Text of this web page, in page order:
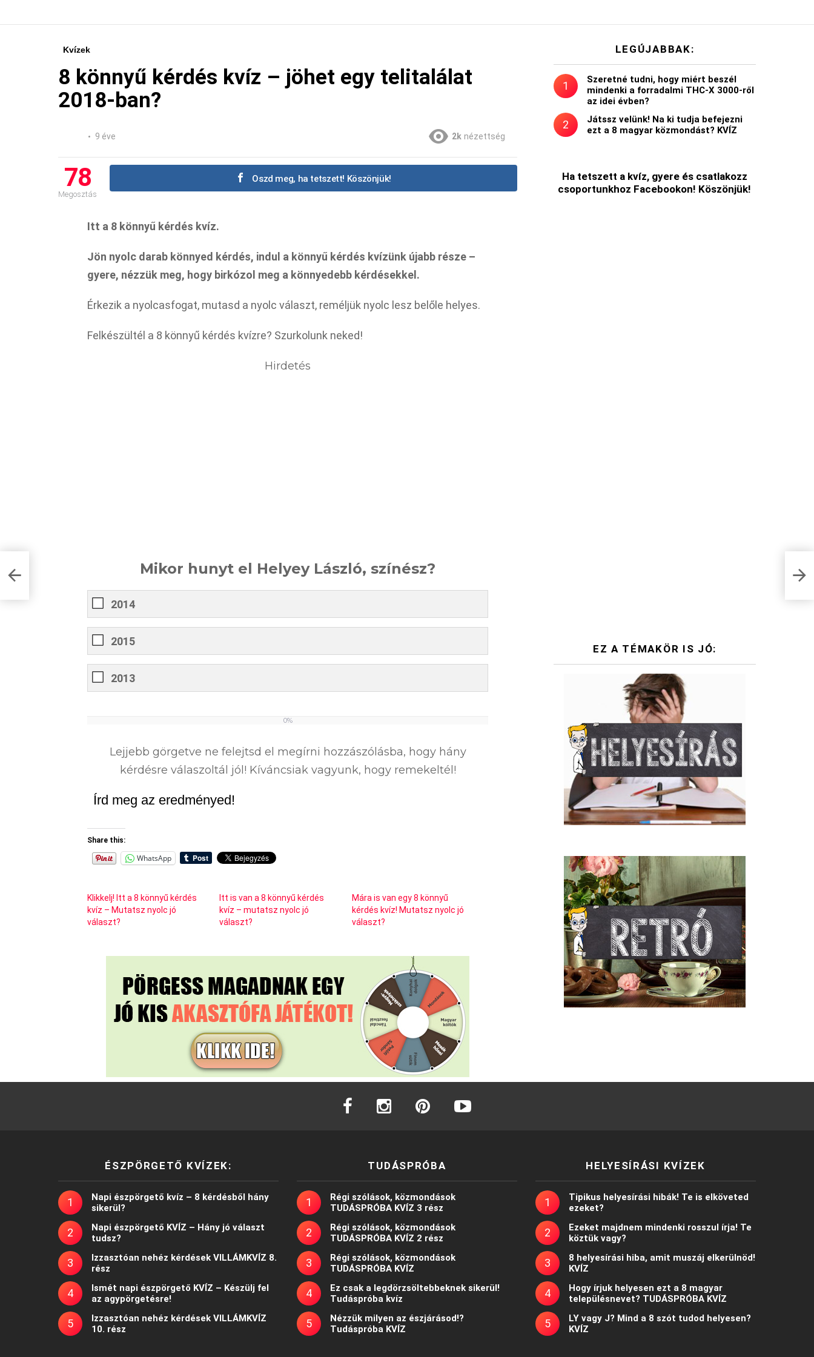
Kvízek
8 könnyű kérdés kvíz – jöhet egy telitalálat
2018-ban?
9 éve 2k nézettség
78
Megosztás
Oszd meg, ha tetszett! Köszönjük!
Itt a 8 könnyű kérdés kvíz.
Jön nyolc darab könnyed kérdés, indul a könnyű kérdés kvízünk újabb része –
gyere, nézzük meg, hogy birkózol meg a könnyedebb kérdésekkel.
Érkezik a nyolcasfogat, mutasd a nyolc választ, reméljük nyolc lesz belőle helyes.
Felkészültél a 8 könnyű kérdés kvízre? Szurkolunk neked!
Hirdetés
Mikor hunyt el Helyey László, színész?
2014
2015
2013
0%
Lejjebb görgetve ne felejtsd el megírni hozzászólásba, hogy hány
kérdésre válaszoltál jól! Kíváncsiak vagyunk, hogy remekeltél!
Írd meg az eredményed!
Share this:
WhatsApp
Klikkelj! Itt a 8 könnyű kérdés
kvíz – Mutatsz nyolc jó
választ?
Itt is van a 8 könnyű kérdés
kvíz – mutatsz nyolc jó
választ?
Mára is van egy 8 könnyű
kérdés kvíz! Mutatsz nyolc jó
választ?
LEGÚJABBAK:
Szeretné tudni, hogy miért beszél
mindenki a forradalmi THC-X 3000-ről
az idei évben?
Játssz velünk! Na ki tudja befejezni
ezt a 8 magyar közmondást? KVÍZ
Ha tetszett a kvíz, gyere és csatlakozz
csoportunkhoz Facebookon! Köszönjük!
EZ A TÉMAKÖR IS JÓ:
facebook instagram
ÉSZPÖRGETŐ KVÍZEK:
Napi észpörgető kvíz – 8 kérdésből hány
sikerül?
Napi észpörgető KVÍZ – Hány jó választ
tudsz?
Izzasztóan nehéz kérdések VILLÁMKVÍZ 8.
rész
Ismét napi észpörgető KVÍZ – Készülj fel
az agypörgetésre!
Izzasztóan nehéz kérdések VILLÁMKVÍZ
10. rész
TUDÁSPRÓBA
Régi szólások, közmondások
TUDÁSPRÓBA KVÍZ 3 rész
Régi szólások, közmondások
TUDÁSPRÓBA KVÍZ 2 rész
Régi szólások, közmondások
TUDÁSPRÓBA KVÍZ
Ez csak a legdörzsöltebbeknek sikerül!
Tudáspróba kvíz
Nézzük milyen az észjárásod!?
Tudáspróba KVÍZ
HELYESÍRÁSI KVÍZEK
Tipikus helyesírási hibák! Te is elköveted
ezeket?
Ezeket majdnem mindenki rosszul írja! Te
köztük vagy?
8 helyesírási hiba, amit muszáj elkerülnöd!
KVÍZ
Hogy írjuk helyesen ezt a 8 magyar
településnevet? TUDÁSPRÓBA KVÍZ
LY vagy J? Mind a 8 szót tudod helyesen?
KVÍZ